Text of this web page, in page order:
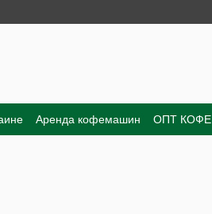
– 300 грн!
Аренда кофемашин
ОПТ КОФЕ
соглашение Отзывы о магазине